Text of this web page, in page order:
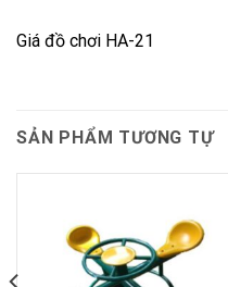
Giá đồ chơi HA-21
SẢN PHẨM TƯƠNG TỰ